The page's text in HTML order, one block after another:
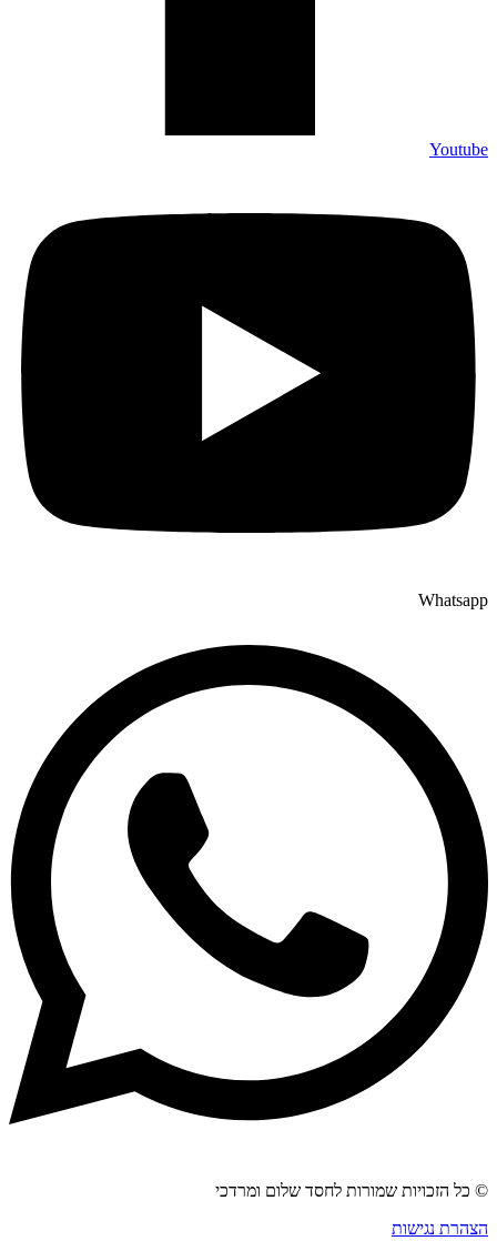
Youtube
Whatsapp
© כל הזכויות שמורות לחסד שלום ומרדכי
הצהרת נגישות